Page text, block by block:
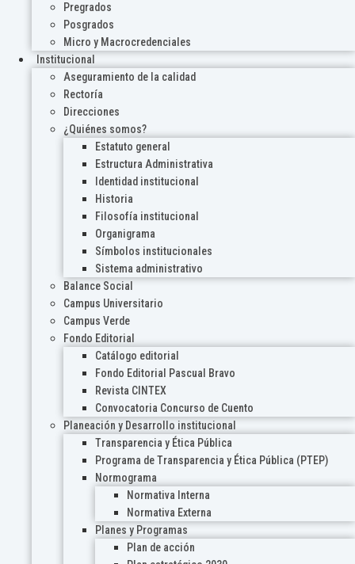
Pregrados
Posgrados
Micro y Macrocredenciales
Institucional
Aseguramiento de la calidad
Rectoría
Direcciones
¿Quiénes somos?
Estatuto general
Estructura Administrativa
Identidad institucional
Historia
Filosofía institucional
Organigrama
Símbolos institucionales
Sistema administrativo
Balance Social
Campus Universitario
Campus Verde
Fondo Editorial
Catálogo editorial
Fondo Editorial Pascual Bravo
Revista CINTEX
Convocatoria Concurso de Cuento
Planeación y Desarrollo institucional
Transparencia y Ética Pública
Programa de Transparencia y Ética Pública (PTEP)
Normograma
Normativa Interna
Normativa Externa
Planes y Programas
Plan de acción